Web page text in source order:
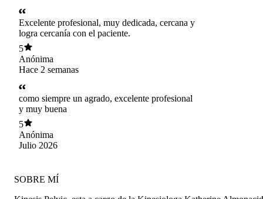
Excelente profesional, muy dedicada, cercana y
logra cercanía con el paciente.
5
Anónima
Hace 2 semanas
como siempre un agrado, excelente profesional
y muy buena
5
Anónima
Julio 2026
SOBRE MÍ